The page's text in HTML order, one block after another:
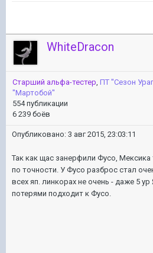
WhiteDracon
Старший альфа-тестер ПТ ''Сезон
''Мартобой''
554 публикации
6 239 боёв
Опубликовано: 3 авг 2015, 23:03:11
Так как щас занерфили Фусо,
по точности. У Фусо разброс стал
всех яп. линкорах не очень - даже 5
потерями подходит к Фусо.